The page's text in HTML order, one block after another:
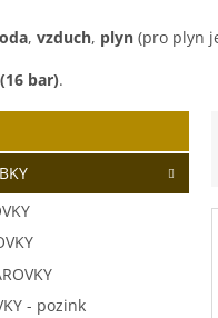
, vzduch, plyn (pro plyn
bar).
- pozink